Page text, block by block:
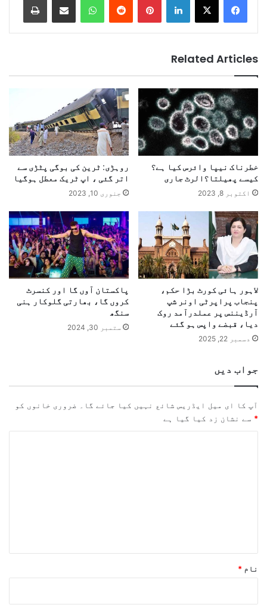
Related Articles
خطرناک نیپا وائرس کیا ہے؟
کیسے پھیلتا؟الرٹ جاری
اکتوبر 8, 2023
روہڑی: ٹرین کی بوگی پٹڑی سے
اتر گئی ، اپ ٹریک معطل ہوگیا
جنوری 10, 2023
لاہور ہائی کورٹ بڑا حکم،
پنجاب پراپرٹی اونر شپ
آرڈیننس پر عملدرآمد روک
دیا، قبضے واپس ہو گئے
دسمبر 22, 2025
پاکستان آوں گا اور کنسرٹ
کروں گا، بھارتی گلوکار ہنی
سنگھ
ستمبر 30, 2024
جواب دیں
آپ کا ای میل ایڈریس شائع نہیں کیا جائے گا۔ ضروری خانوں کو
* سے نشان زد کیا گیا ہے
نام *